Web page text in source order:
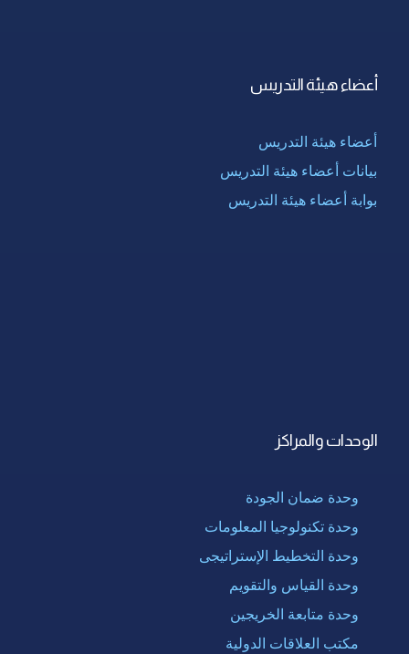
أعضاء هيئة التدريس
أعضاء هيئة التدريس
بيانات أعضاء هيئة التدريس
بوابة أعضاء هيئة التدريس
الوحدات والمراكز
وحدة ضمان الجودة
وحدة تكنولوجيا المعلومات
وحدة التخطيط الإستراتيجى
وحدة القياس والتقويم
وحدة متابعة الخريجين
مكتب العلاقات الدولية